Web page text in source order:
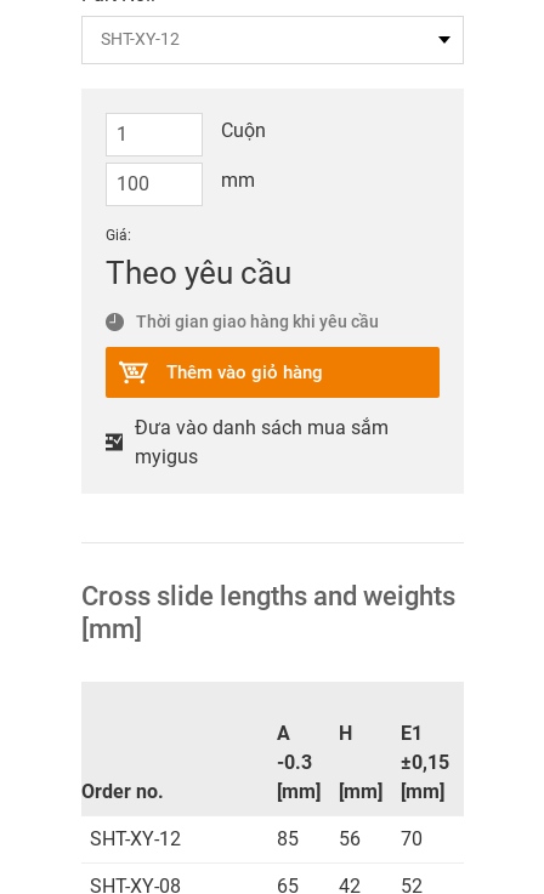
Cuộn
mm
Giá:
Theo yêu cầu
Thời gian giao hàng khi yêu cầu
Thêm vào giỏ hàng
Đưa vào danh sách mua sắm
myigus
Cross slide lengths and weights
[mm]
Order no.
A
-0.3
[mm]
H
[mm]
E1
±0,15
[mm]
SHT-XY-12 85 56 70
SHT-XY-08 65 42 52